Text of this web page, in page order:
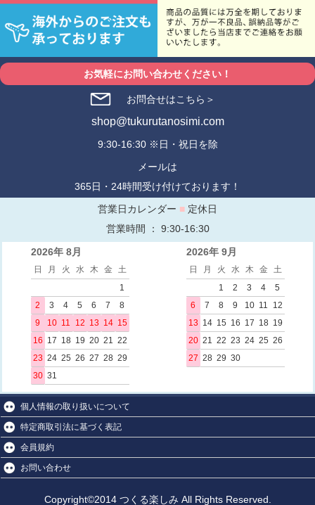
お気軽にお問い合わせください！
お問合せはこちら＞
shop@tukurutanosimi.com
9:30-16:30 ※日・祝日を除
メールは
365日・24時間受け付けております！
営業日カレンダー ■ 定休日
営業時間 ： 9:30-16:30
2026年 8月
日 月 火 水 木 金
土
1
2
3 4 5 6 7
8
9
10 11 12 13 14 15
16 17 18 19 20 21 22
23 24 25 26 27 28 29
30 31
2026年 9月
日 月 火 水 木 金
土
1
2 3 4
5
6
7 8 9 10 11
12
13 14 15 16 17 18 19
20 21 22 23 24 25 26
27 28 29 30
個人情報の取り扱いについて
特定商取引法に基づく表記
会員規約
お問い合わせ
Copyright©2014 つくる楽しみ All Rights Reserved.